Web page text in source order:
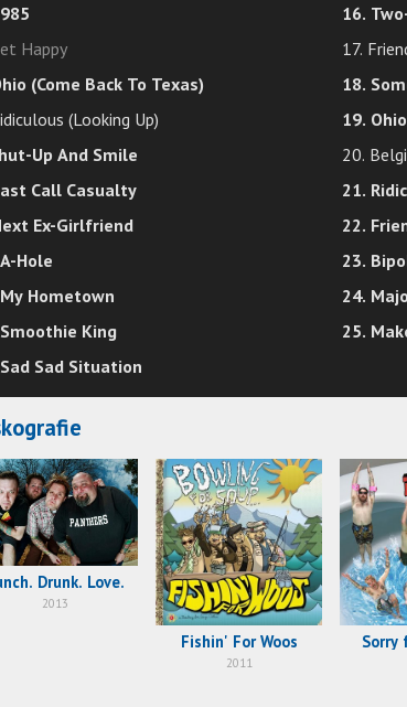
Happy
(Come Back To Texas)
(Looking Up)
Up And Smile
Call Casualty
Ex-Girlfriend
Hole
Hometown
King
Sad Situation
16.
17.
18.
19. Ohio
20.
21.
22.
23.
24.
25.
Drunk. Love.
2013
Fishin' For Woos
2011
Sorry